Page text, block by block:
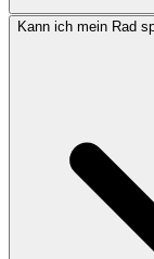
Kann ich mein Rad